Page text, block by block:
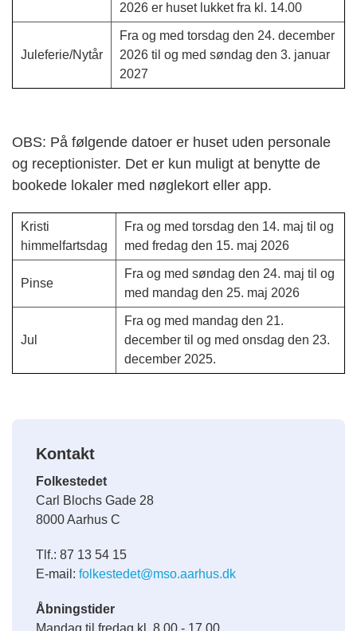
2026 er huset lukket fra kl. 14.00
Juleferie/Nytår
Fra og med torsdag den 24. december
2026 til og med søndag den 3. januar
2027
OBS: På følgende datoer er huset uden personale
og receptionister. Det er kun muligt at benytte de
bookede lokaler med nøglekort eller app.
Kristi
himmelfartsdag
Fra og med torsdag den 14. maj til og
med fredag den 15. maj 2026
Pinse
Fra og med søndag den 24. maj til og
med mandag den 25. maj 2026
Jul
Fra og med mandag den 21.
december til og med onsdag den 23.
december 2025.
Kontakt
Folkestedet
Carl Blochs Gade 28
8000 Aarhus C
Tlf.: 87 13 54 15
E-mail: folkestedet@mso.aarhus.dk
Åbningstider